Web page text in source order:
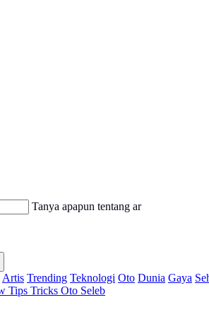
Tanya apapun tentang artikel ini...
Artis Trending Teknologi Oto Dunia Gaya
Tips Tricks Oto Seleb